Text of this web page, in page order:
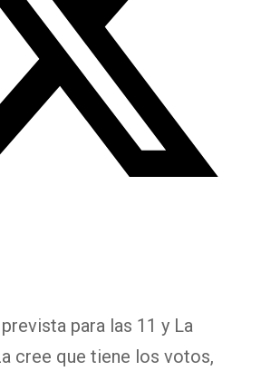
para las 11 y La
cree que tiene los votos,